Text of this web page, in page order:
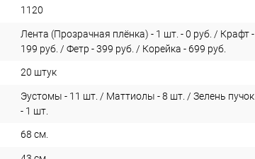
1120
Лента (Прозрачная плёнка) - 1 шт. - 0 руб. / Крафт -
199 руб. / Фетр - 399 руб. / Корейка - 699 руб.
20 штук
Эустомы - 11 шт. / Маттиолы - 8 шт. / Зелень пучок
- 1 шт.
68 см.